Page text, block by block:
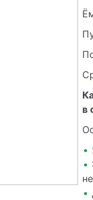
в